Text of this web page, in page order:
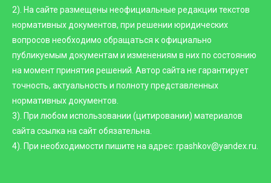
2). На сайте размещены неофициальные редакции текстов
нормативных документов, при решении юридических
вопросов необходимо обращаться к официально
публикуемым документам и изменениям в них по состоянию
на момент принятия решений. Автор сайта не гарантирует
точность, актуальность и полноту представленных
нормативных документов.
3). При любом использовании (цитировании) материалов
сайта ссылка на сайт обязательна.
4). При необходимости пишите на адрес: rpashkov@yandex.ru.